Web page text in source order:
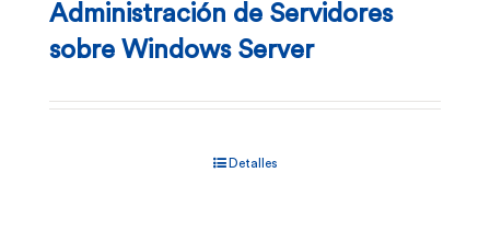
la
página
Administración de Servidores
sobre Windows Server
Detalles